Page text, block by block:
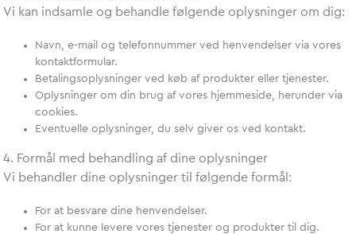
Vi kan indsamle og behandle følgende oplysninger om dig:
Navn, e-mail og telefonnummer ved henvendelser via vores
kontaktformular.
Betalingsoplysninger ved køb af produkter eller tjenester.
Oplysninger om din brug af vores hjemmeside, herunder via
cookies.
Eventuelle oplysninger, du selv giver os ved kontakt.
4. Formål med behandling af dine oplysninger
Vi behandler dine oplysninger til følgende formål:
For at besvare dine henvendelser.
For at kunne levere vores tjenester og produkter til dig.